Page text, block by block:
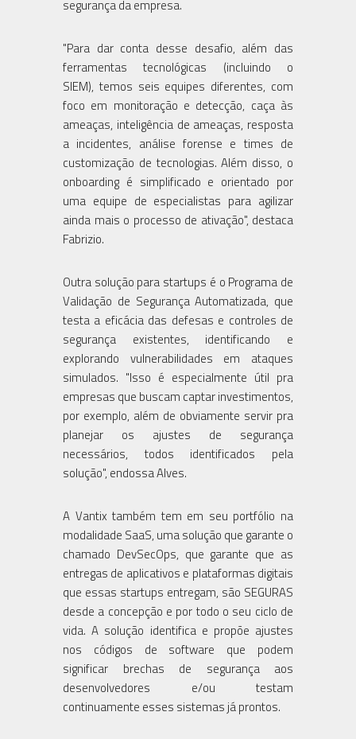
segurança da empresa.
"Para dar conta desse desafio, além das
ferramentas tecnológicas (incluindo o
SIEM), temos seis equipes diferentes, com
foco em monitoração e detecção, caça às
ameaças, inteligência de ameaças, resposta
a incidentes, análise forense e times de
customização de tecnologias. Além disso, o
onboarding é simplificado e orientado por
uma equipe de especialistas para agilizar
ainda mais o processo de ativação", destaca
Fabrizio.
Outra solução para startups é o Programa de
Validação de Segurança Automatizada, que
testa a eficácia das defesas e controles de
segurança existentes, identificando e
explorando vulnerabilidades em ataques
simulados. "Isso é especialmente útil pra
empresas que buscam captar investimentos,
por exemplo, além de obviamente servir pra
planejar os ajustes de segurança
necessários, todos identificados pela
solução", endossa Alves.
A Vantix também tem em seu portfólio na
modalidade SaaS, uma solução que garante o
chamado DevSecOps, que garante que as
entregas de aplicativos e plataformas digitais
que essas startups entregam, são SEGURAS
desde a concepção e por todo o seu ciclo de
vida. A solução identifica e propõe ajustes
nos códigos de software que podem
significar brechas de segurança aos
desenvolvedores e/ou testam
continuamente esses sistemas já prontos.